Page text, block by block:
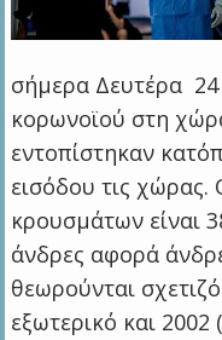
σήμερα Δευτέρα
κορωνοϊού στη
εντοπίστηκαν
εισόδου τις
κρουσμάτων είναι
άνδρες αφορά
θεωρούνται
εξωτερικό και 2002